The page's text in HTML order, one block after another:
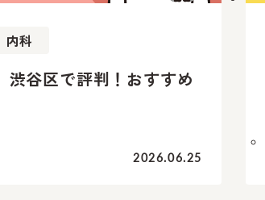
内科
渋谷区で評判！おすすめ
2026.06.25